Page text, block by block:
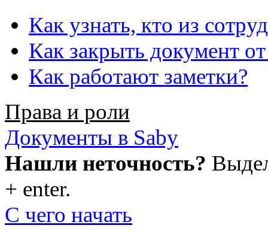
Как узнать, кто из
Как закрыть документ
Как работают заметки?
Права и роли
Документы в Saby
Нашли неточность?
+ enter.
С чего начать